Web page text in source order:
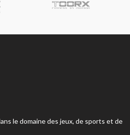
le domaine des jeux, de sports et de